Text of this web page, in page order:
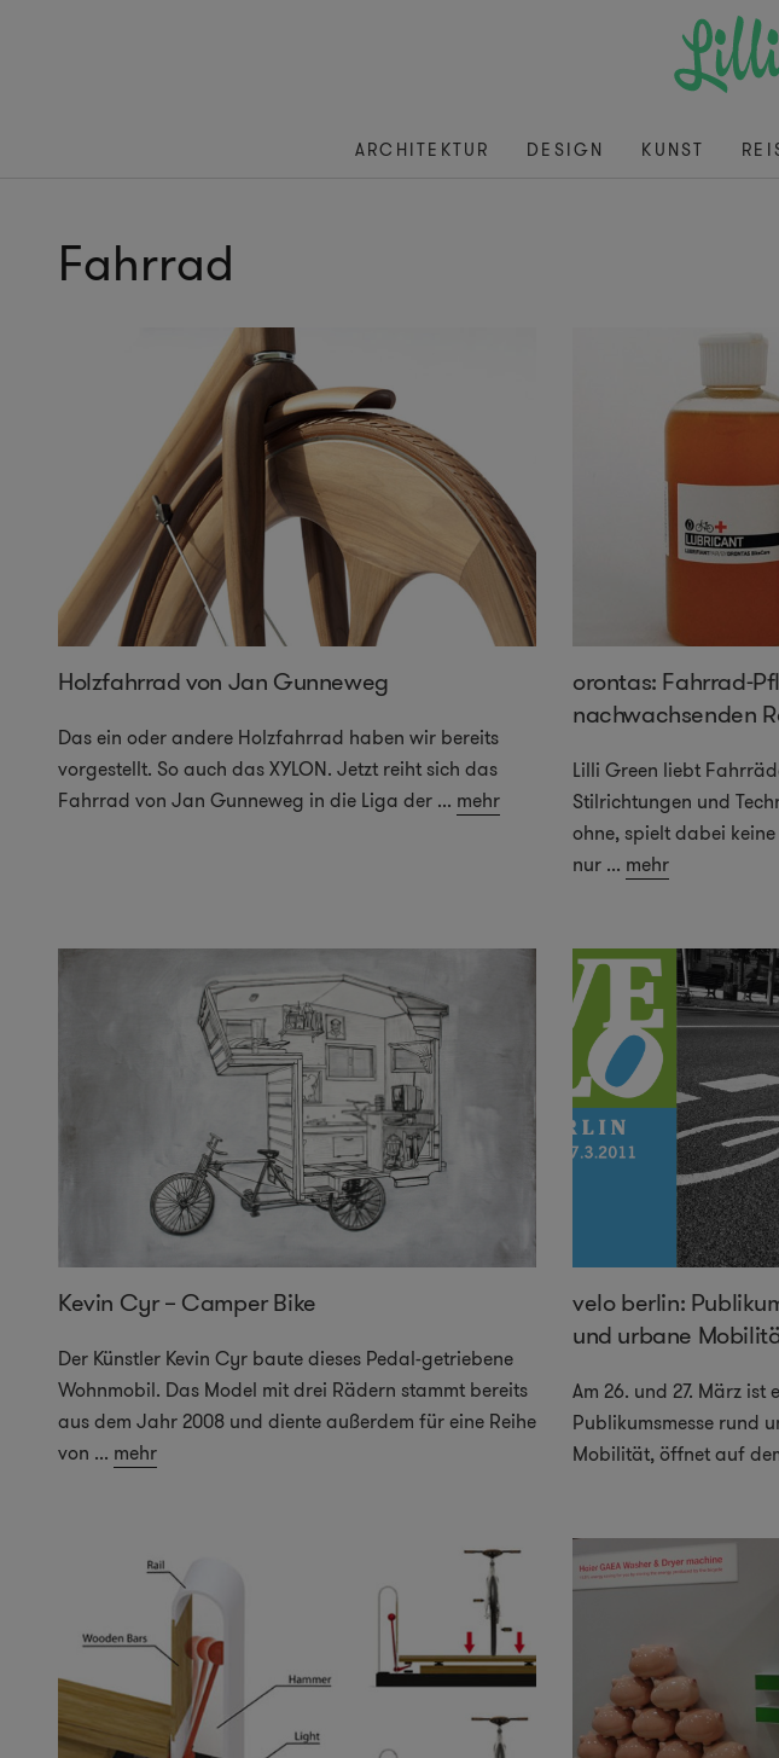
ARCHITEKTUR DESIGN KUNST
Fahrrad
Holzfahrrad von Jan Gunneweg
Das ein oder andere Holzfahrrad haben wir bereits
vorgestellt. So auch das XYLON. Jetzt reiht sich das
Fahrrad von Jan Gunneweg in die Liga der ... mehr
orontas: Fahrrad-
nachwachsenden
Lilli Green liebt
Stilrichtungen und
ohne, spielt dabei
nur ... mehr
Kevin Cyr – Camper Bike
Der Künstler Kevin Cyr baute dieses Pedal-getriebene
Wohnmobil. Das Model mit drei Rädern stammt bereits
aus dem Jahr 2008 und diente außerdem für eine Reihe
von ... mehr
velo berlin:
und urbane
Am 26. und 27. März ist
Publikumsmesse rund
Mobilität, öffnet auf